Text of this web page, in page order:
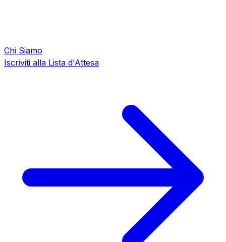
Chi Siamo
Iscriviti alla Lista d'Attesa